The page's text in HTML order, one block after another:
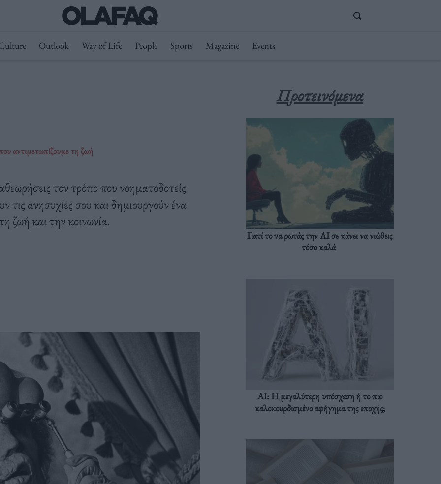
Outlook Way of Life People Sports Magazine Events
αντιμετωπίζουμε τη ζωή
τον τρόπο που νοηματοδοτείς
τις ανησυχίες σου και δημιουργούν ένα
ζωή και την κοινωνία.
Προτεινόμενα
Γιατί το να ρωτάς την AI σε κάνει να νιώθεις
τόσο καλά
AI: Η μεγαλύτερη υπόσχεση ή το πιο
καλοκουρδισμένο αφήγημα της εποχής;